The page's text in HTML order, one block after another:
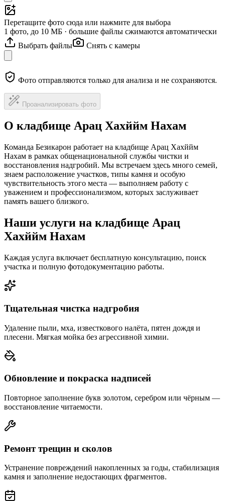
Перетащите фото сюда или нажмите для выбора
1 фото, до 10 МБ · большие файлы сжимаются автоматически
Выбрать файлы
Снять с камеры
Фото отправляются только для анализа и не сохраняются.
Проанализировать фото
О кладбище Арац Хахййм Нахам
Команда Безикарон работает на кладбище Арац Хахййм
Нахам в рамках общенациональной службы чистки и
восстановления надгробий. Мы встречаем здесь много семей,
знаем расположение участков, типы камня и особую
чувствительность этого места — выполняем работу с
уважением и профессионализмом, которых заслуживает
память вашего близкого.
Наши услуги на кладбище Арац
Хахййм Нахам
Каждая услуга включает бесплатную консультацию, поиск
участка и полную фотодокументацию работы.
Тщательная чистка надгробия
Удаление пыли, мха, известкового налёта, пятен дождя и
плесени. Мягкая мойка без агрессивной химии.
Обновление и покраска надписей
Повторное заполнение букв золотом, серебром или чёрным —
восстановление читаемости.
Ремонт трещин и сколов
Устранение повреждений накопленных за годы, стабилизация
камня и заполнение недостающих фрагментов.